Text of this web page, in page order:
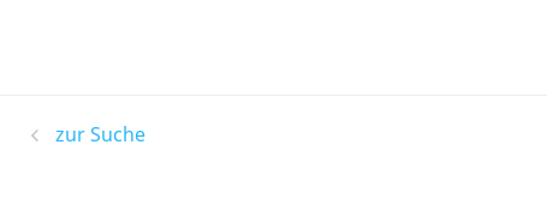
zur Suche